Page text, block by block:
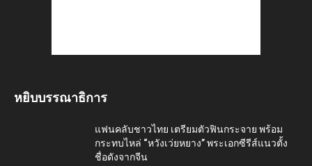
หยิบบรรณาธิการ
แฟนคลับชาวไทย เตรียมตัวฟินกระจาย พร้อม
กระทบไหล่ “หวังเว่ยหยาง” พระเอกซีรีส์แนวตั้ง
ชื่อดังจากจีน